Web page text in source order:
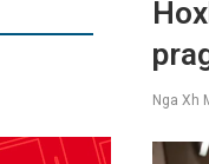
Nga Xh